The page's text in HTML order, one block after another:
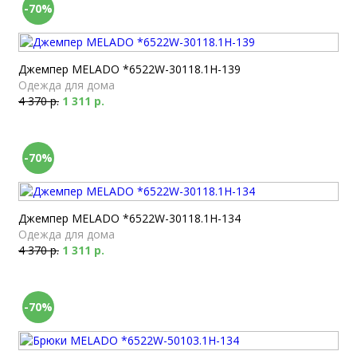
-70%
Джемпер MELADO *6522W-30118.1H-139
Одежда для дома
4 370 р. 1 311 р.
-70%
Джемпер MELADO *6522W-30118.1H-134
Одежда для дома
4 370 р. 1 311 р.
-70%